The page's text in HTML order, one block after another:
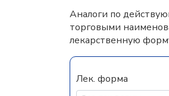
Аналоги по
торговыми
лекарственную
Лек. форма